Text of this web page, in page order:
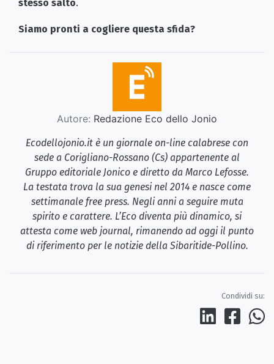
stesso salto.
Siamo pronti a cogliere questa sfida?
Autore: Redazione Eco dello Jonio
Ecodellojonio.it è un giornale on-line calabrese con
sede a Corigliano-Rossano (Cs) appartenente al
Gruppo editoriale Jonico e diretto da Marco Lefosse.
La testata trova la sua genesi nel 2014 e nasce come
settimanale free press. Negli anni a seguire muta
spirito e carattere. L’Eco diventa più dinamico, si
attesta come web journal, rimanendo ad oggi il punto
di riferimento per le notizie della Sibaritide-Pollino.
Condividi su: